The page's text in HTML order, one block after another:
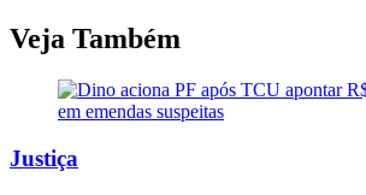
Veja Também
Justiça